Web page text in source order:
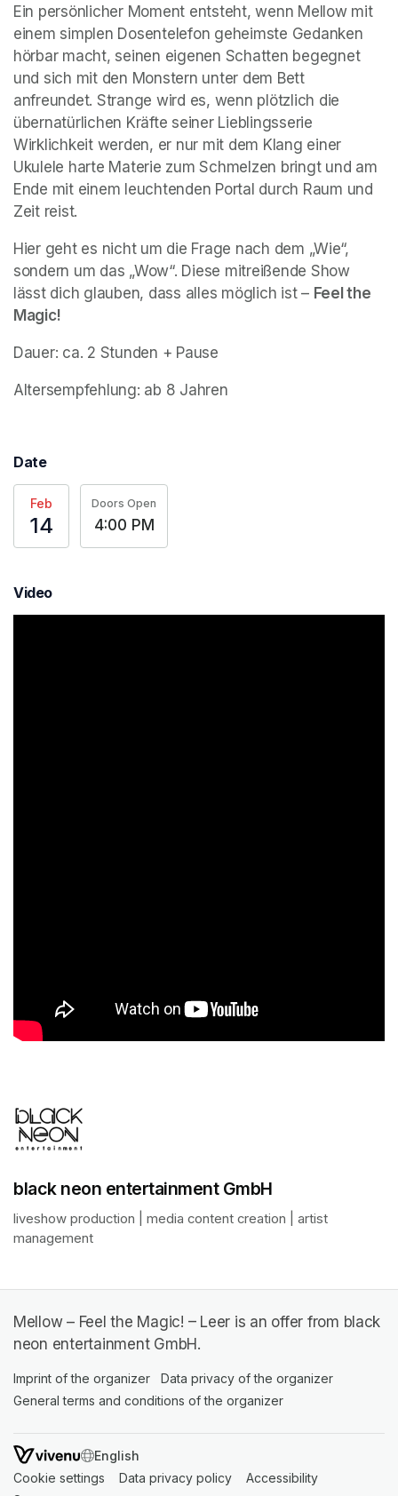
Ein persönlicher Moment entsteht, wenn Mellow mit
einem simplen Dosentelefon geheimste Gedanken
hörbar macht, seinen eigenen Schatten begegnet
und sich mit den Monstern unter dem Bett
anfreundet. Strange wird es, wenn plötzlich die
übernatürlichen Kräfte seiner Lieblingsserie
Wirklichkeit werden, er nur mit dem Klang einer
Ukulele harte Materie zum Schmelzen bringt und am
Ende mit einem leuchtenden Portal durch Raum und
Zeit reist.
Hier geht es nicht um die Frage nach dem „Wie“,
sondern um das „Wow“. Diese mitreißende Show
lässt dich glauben, dass alles möglich ist – Feel the
Magic!
Dauer: ca. 2 Stunden + Pause
Altersempfehlung: ab 8 Jahren
Date
Feb
14
Doors Open
4:00 PM
Video
black neon entertainment GmbH
liveshow production | media content creation | artist
management
Mellow – Feel the Magic! – Leer is an offer from black
neon entertainment GmbH.
Imprint of the organizer (opens in a new tab)
Data privacy of the organizer
General terms and conditions of the organizer
SWITCH LANGUAGE
Cookie settings (opens in a new tab)
Data privacy policy (opens in a new tab)
Accessibility